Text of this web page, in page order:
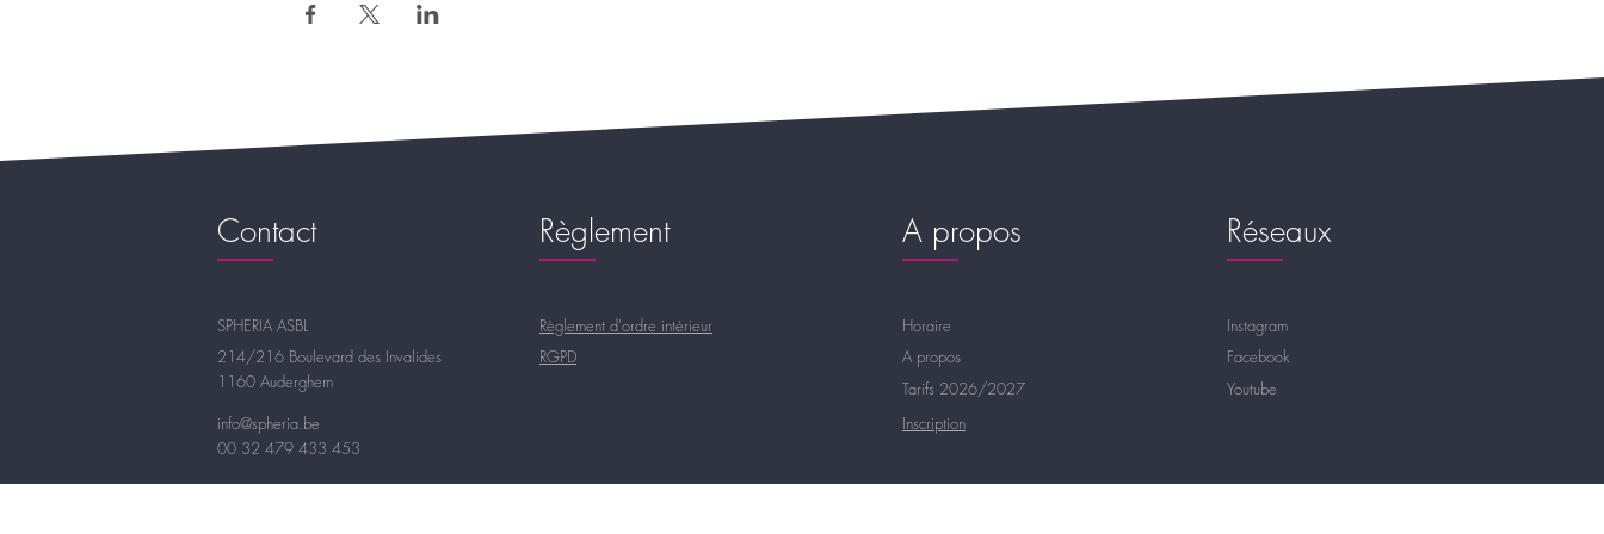
Contact
SPHERIA ASBL
214/216 Boulevard des Invalides
1160 Auderghem
Règlement
Règlement d'ordre intérieur
RGPD
info@spheria.be
00 32 479 433 453
A propos
Horaire
A propos
Tarifs 2026/2027
Réseaux
Instagram
Facebook
Youtube
Inscription